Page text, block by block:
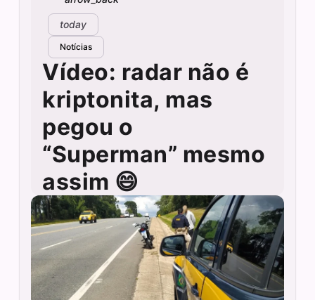
today
Notícias
Vídeo: radar não é
kriptonita, mas
pegou o
“Superman” mesmo
assim 😄